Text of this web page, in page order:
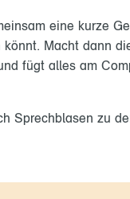
eine kurze
könnt. Macht dann
fügt alles am
Sprechblasen zu